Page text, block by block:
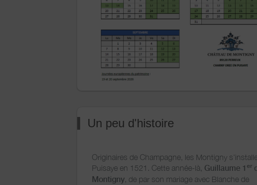
Un peu d'histoire
Originaires de Champagne, les Montigny
Puisaye en 1521. Cette année-là, Guillaume 1 er
Montigny, de par son mariage avec Blanche de